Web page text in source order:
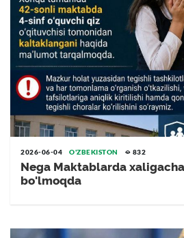
2026-06-04 O'ZBEKISTON 832
Nega Maktablarda
bo'lmoqda